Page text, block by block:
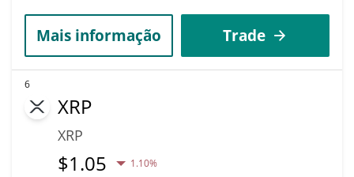
Mais informação Trade
6
XRP
XRP
$1.05 1.10%